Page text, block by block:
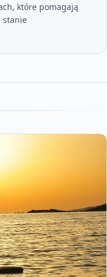
które pomagają
stanie